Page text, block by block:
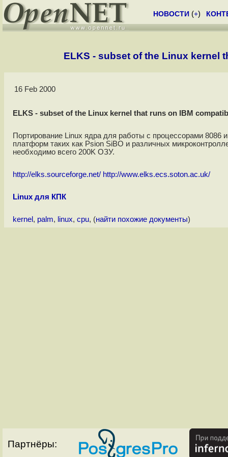
НОВОСТИ (+)
ELKS - subset of the Linux kernel
16 Feb 2000
ELKS - subset of the Linux kernel that runs on IBM
Портирование Linux ядра для работы с процессорами 8086
платформ таких как Psion SiBO и различных
необходимо всего 200K ОЗУ.
http://elks.sourceforge.net/ http://www.elks.ecs.soton.ac.uk/
Linux для КПК
kernel , palm, linux, cpu, (найти похожие документы)
Партнёры: